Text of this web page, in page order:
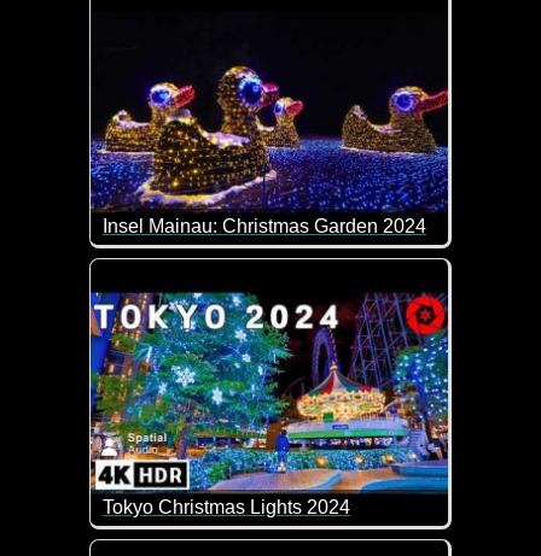
Insel Mainau: Christmas Garden 2024
Imposante Lichterschau auf der Insel Mainau.
Tokyo Christmas Lights 2024
Hier weihnachtet es ganz schön. Einfach herrlich